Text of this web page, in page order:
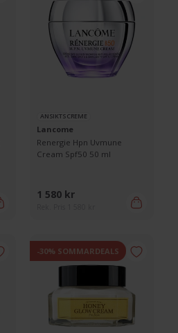
ANSIKTSCREME
Lancome
Renergie Hpn Uvmune
Cream Spf50 50 ml
1 580 kr
-30% SOMMARDEALS